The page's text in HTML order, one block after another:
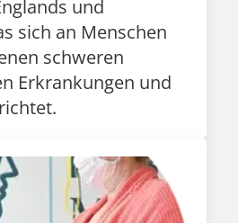
und
sich an Menschen
schweren
Erkrankungen und